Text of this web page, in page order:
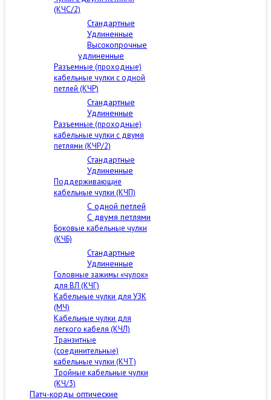
(КЧС/2)
Стандартные
Удлиненные
Высокопрочные
удлиненные
Разъемные (проходные)
кабельные чулки с одной
петлей (КЧР)
Стандартные
Удлиненные
Разъемные (проходные)
кабельные чулки с двумя
петлями (КЧР/2)
Стандартные
Удлиненные
Поддерживающие
кабельные чулки (КЧП)
С одной петлей
С двумя петлями
Боковые кабельные чулки
(КЧБ)
Стандартные
Удлиненные
Головные зажимы «чулок»
для ВЛ (КЧГ)
Кабельные чулки для УЗК
(МЧ)
Кабельные чулки для
легкого кабеля (КЧЛ)
Транзитные
(соединительные)
кабельные чулки (КЧТ)
Тройные кабельные чулки
(КЧ/3)
Патч-корды оптические